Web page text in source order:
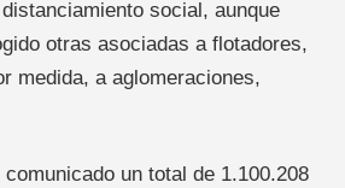
social, aunque
otras asociadas a flotadores,
medida, a aglomeraciones,
un total de 1.100.208